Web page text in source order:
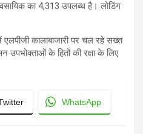
का 4,313 उपलब्ध है। लोडिंग
एलपीजी कालाबाजारी पर चल रहे सख्त
उपभोक्ताओं के हितों की रक्षा के लिए
WhatsApp